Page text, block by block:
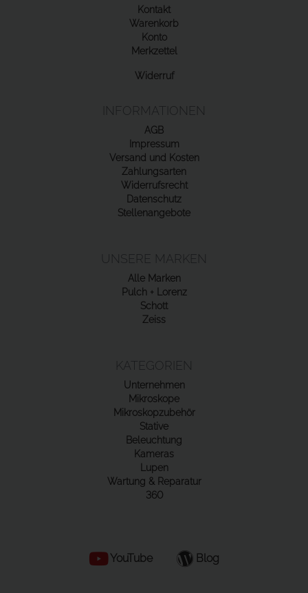
Kontakt
Warenkorb
Konto
Merkzettel
Widerruf
INFORMATIONEN
AGB
Impressum
Versand und Kosten
Zahlungsarten
Widerrufsrecht
Datenschutz
Stellenangebote
UNSERE MARKEN
Alle Marken
Pulch + Lorenz
Schott
Zeiss
KATEGORIEN
Unternehmen
Mikroskope
Mikroskopzubehör
Stative
Beleuchtung
Kameras
Lupen
Wartung & Reparatur
360
YouTube Blog